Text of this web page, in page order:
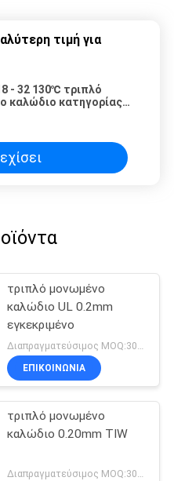
τιμή για
- 32 130℃ τριπλό
καλώδιο κατηγορίας
τριπλό μονωμένο
καλώδιο UL 0.2mm
εγκεκριμένο
Διαπραγματεύσιμος MOQ:3000 μέτρα
ΕΠΙΚΟΙΝΩΝΙΑ
τριπλό μονωμένο
καλώδιο 0.20mm TIW
Διαπραγματεύσιμος MOQ:3000 μέτρα